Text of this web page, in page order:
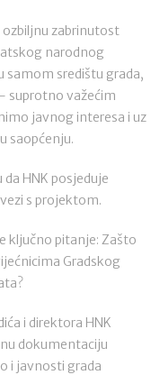
zabrinutost
narodnog
samom središtu grada,
suprotno važećim
javnog interesa i uz
saopćenju.
HNK posjeduje
s projektom.
ključno pitanje: Zašto
Gradskog
i direktora HNK
dokumentaciju
i javnosti grada